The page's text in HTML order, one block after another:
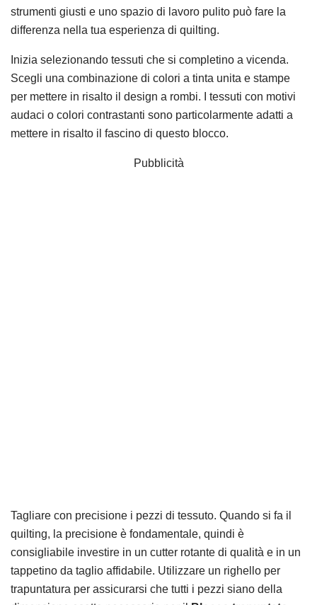
strumenti giusti e uno spazio di lavoro pulito può fare la
differenza nella tua esperienza di quilting.
Inizia selezionando tessuti che si completino a vicenda.
Scegli una combinazione di colori a tinta unita e stampe
per mettere in risalto il design a rombi. I tessuti con motivi
audaci o colori contrastanti sono particolarmente adatti a
mettere in risalto il fascino di questo blocco.
Pubblicità
Tagliare con precisione i pezzi di tessuto. Quando si fa il
quilting, la precisione è fondamentale, quindi è
consigliabile investire in un cutter rotante di qualità e in un
tappetino da taglio affidabile. Utilizzare un righello per
trapuntatura per assicurarsi che tutti i pezzi siano della